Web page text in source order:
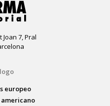
Joan 7, Pral
europeo